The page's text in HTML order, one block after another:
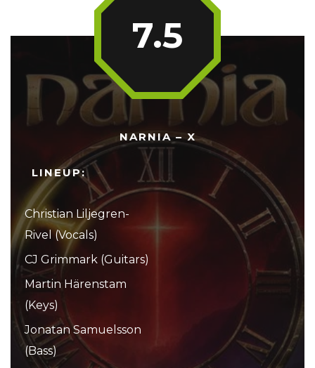
NARNIA – X
LINEUP:
Christian Liljegren-
Rivel (Vocals)
CJ Grimmark (Guitars)
Martin Härenstam
(Keys)
Jonatan Samuelsson
(Bass)
7.5